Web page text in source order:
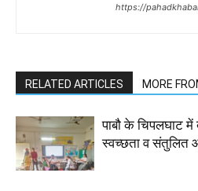
https://
RELATED ARTICLES MORE
पाबौ के चिपलघाट में
स्वच्छता व संतुलित